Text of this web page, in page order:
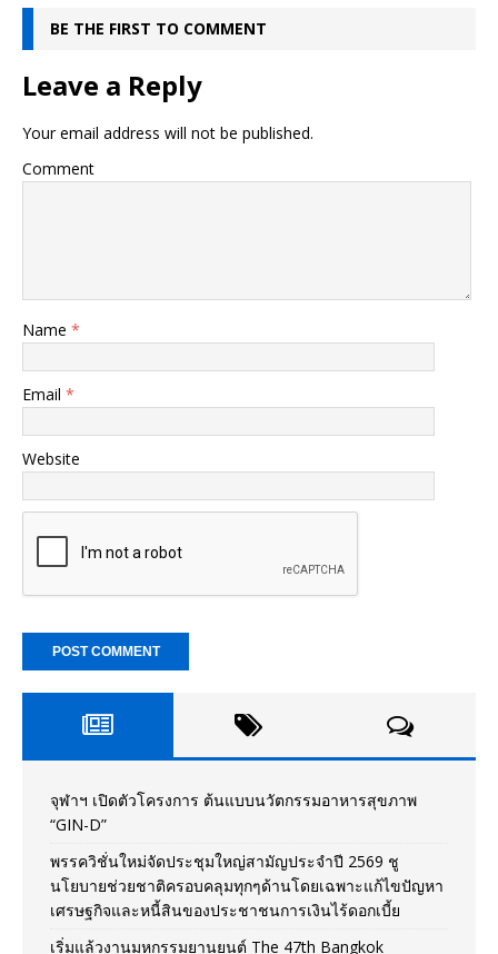
BE THE FIRST TO COMMENT
Leave a Reply
Your email address will not be published.
Comment
Name *
Email *
Website
จุฬาฯ เปิดตัวโครงการ ต้นแบบนวัตกรรมอาหารสุขภาพ
“GIN-D”
พรรควิชั่นใหม่จัดประชุมใหญ่สามัญประจำปี 2569 ชู
นโยบายช่วยชาติครอบคลุมทุกๆด้านโดยเฉพาะแก้ไขปัญหา
เศรษฐกิจและหนี้สินของประชาชนการเงินไร้ดอกเบี้ย
เริ่มแล้วงานมหกรรมยานยนต์ The 47th Bangkok